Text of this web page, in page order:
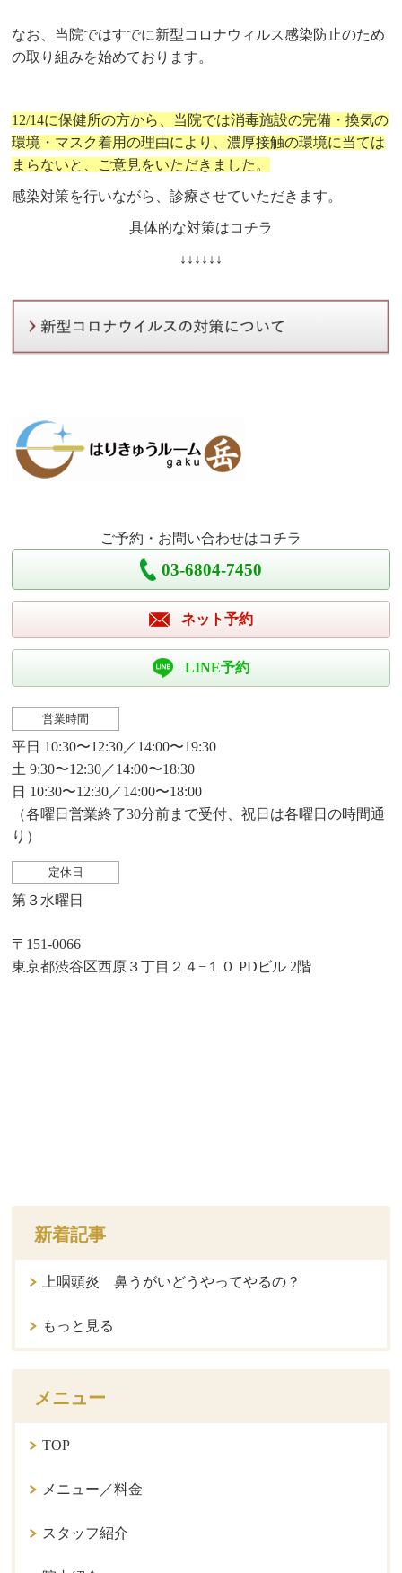
なお、当院ではすでに新型コロナウィルス感染防止のため
の取り組みを始めております。
12/14に保健所の方から、当院では消毒施設の完備・換気の
環境・マスク着用の理由により、濃厚接触の環境に当ては
まらないと、ご意見をいただきました。
感染対策を行いながら、診療させていただきます。
具体的な対策はコチラ
↓↓↓↓↓↓
ご予約・お問い合わせはコチラ
03-6804-7450
ネット予約
LINE予約
営業時間
平日 10:30〜12:30／14:00〜19:30
土 9:30〜12:30／14:00〜18:30
日 10:30〜12:30／14:00〜18:00
（各曜日営業終了30分前まで受付、祝日は各曜日の時間通
り）
定休日
第３水曜日
〒151-0066
東京都渋谷区西原３丁目２４−１０ PDビル 2階
新着記事
上咽頭炎 鼻うがいどうやってやるの？
もっと見る
メニュー
TOP
メニュー／料金
スタッフ紹介